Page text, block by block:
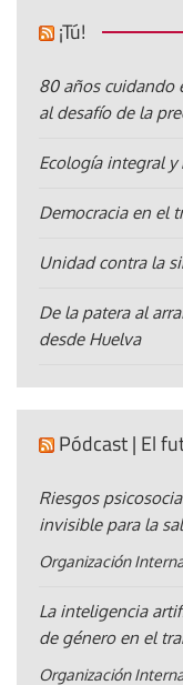
¡Tú!
80 años cuidando
al desafío de la
Ecología integral
Democracia en el
Unidad contra la
De la patera al
desde Huelva
Pódcast | El
Riesgos
invisible para la
Organización
La inteligencia
de género en el
Organización